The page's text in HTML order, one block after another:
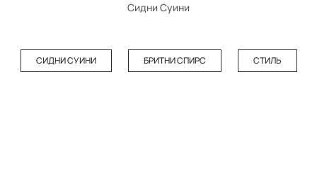
Сидни Суини
СИДНИ СУИНИ БРИТНИ СПИРС СТИЛЬ